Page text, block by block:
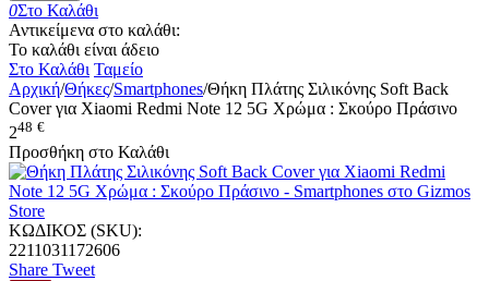
0Στο Καλάθι
Αντικείμενα στο καλάθι:
Το καλάθι είναι άδειο
Στο Καλάθι Ταμείο
Αρχική/Θήκες/Smartphones/Θήκη Πλάτης Σιλικόνης Soft Back
Cover για Xiaomi Redmi Note 12 5G Χρώμα : Σκούρο Πράσινο
248 €
Προσθήκη στο Καλάθι
ΚΩΔΙΚΟΣ (SKU):
2211031172606
Share Tweet